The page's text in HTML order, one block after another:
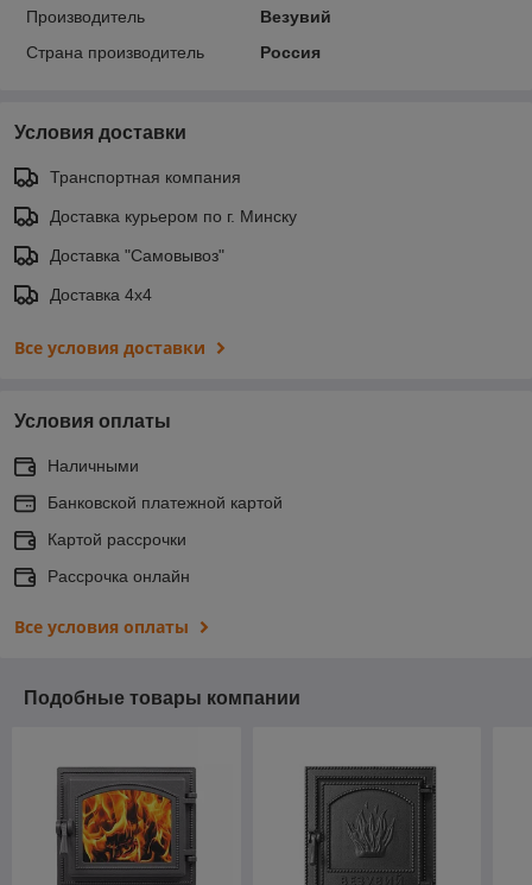
Производитель
Везувий
Страна производитель
Россия
Условия доставки
Транспортная компания
Доставка курьером по г. Минску
Доставка "Самовывоз"
Доставка 4х4
Все условия доставки
Условия оплаты
Наличными
Банковской платежной картой
Картой рассрочки
Рассрочка онлайн
Все условия оплаты
Подобные товары компании